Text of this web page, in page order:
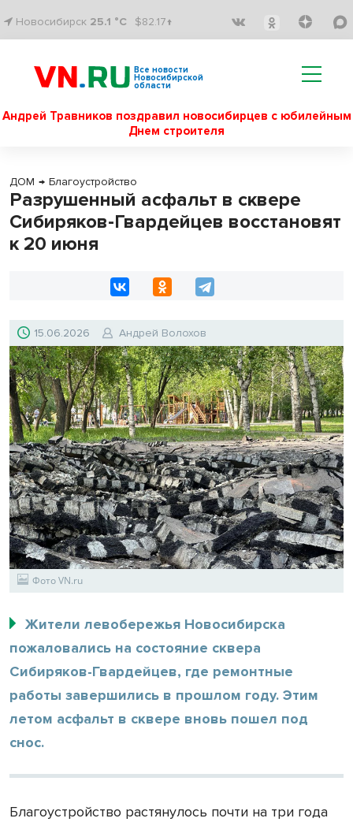
Новосибирск 25.1 °C $82.17↑
Все новости
Новосибирской
области
Андрей Травников поздравил новосибирцев с юбилейным
Днем строителя
ДОМ → Благоустройство
Разрушенный асфальт в сквере
Сибиряков-Гвардейцев восстановят
к 20 июня
15.06.2026 Андрей Волохов
Фото VN.ru
Жители левобережья Новосибирска
пожаловались на состояние сквера
Сибиряков-Гвардейцев, где ремонтные
работы завершились в прошлом году. Этим
летом асфальт в сквере вновь пошел под
снос.
Благоустройство растянулось почти на три года